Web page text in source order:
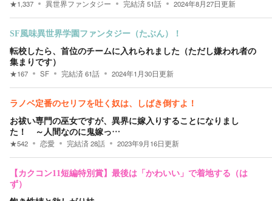
★1,337 異世界ファンタジー 完結済51話 2024年8月27日更新
SF風味異世界学園ファンタジー（たぶん）！
転校したら、首位のチームに入れられました（ただし嫌われ者の
集まりです）
★167 SF 完結済61話 2024年1月30日更新
ラノベ定番のセリフを吐く奴は、しばき倒すよ！
お祓い専門の巫女ですが、異界に嫁入りすることになりまし
た！ ～人間なのに鬼嫁っ…
★542 恋愛 完結済28話 2023年9月16日更新
【カクコン11短編特別賞】最後は「かわいい」で着地する（は
ず）